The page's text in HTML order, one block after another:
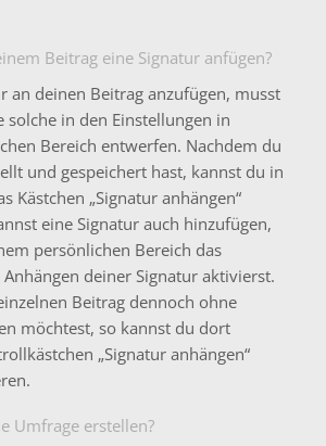
Beitrag eine Signatur anfügen?
an deinen Beitrag anzufügen, musst
solche in den Einstellungen in
Bereich entwerfen. Nachdem du
und gespeichert hast, kannst du in
Kästchen „Signatur anhängen“
eine Signatur auch hinzufügen,
persönlichen Bereich das
deiner Signatur aktivierst.
Beitrag dennoch ohne
möchtest, so kannst du dort
„Signatur anhängen“
Umfrage erstellen?